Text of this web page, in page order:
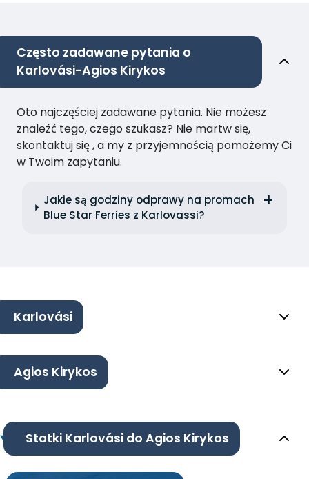
Często zadawane pytania o
Karlovási-Agios Kirykos
Oto najczęściej zadawane pytania. Nie możesz
znaleźć tego, czego szukasz? Nie martw się,
skontaktuj się , a my z przyjemnością pomożemy Ci
w Twoim zapytaniu.
Jakie są godziny odprawy na promach
Blue Star Ferries z Karlovassi?
Karlovási
Agios Kirykos
Statki Karlovási do Agios Kirykos